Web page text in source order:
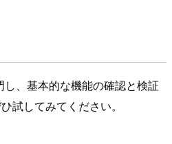
、基本的な機能の確認と検証
試してみてください。